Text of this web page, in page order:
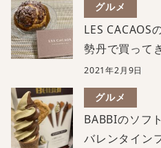
グルメ
LES CACAOS
勢丹で買って
2021年2月9日
グルメ
BABBIのソフ
バレンタイン